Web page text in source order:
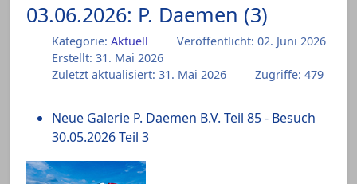
03.06.2026: P. Daemen (3)
Kategorie: Aktuell
Veröffentlicht: 02. Juni 2026
Erstellt: 31. Mai 2026
Zuletzt aktualisiert: 31. Mai 2026
Zugriffe: 479
Neue Galerie P. Daemen B.V. Teil 85 - Besuch
30.05.2026 Teil 3